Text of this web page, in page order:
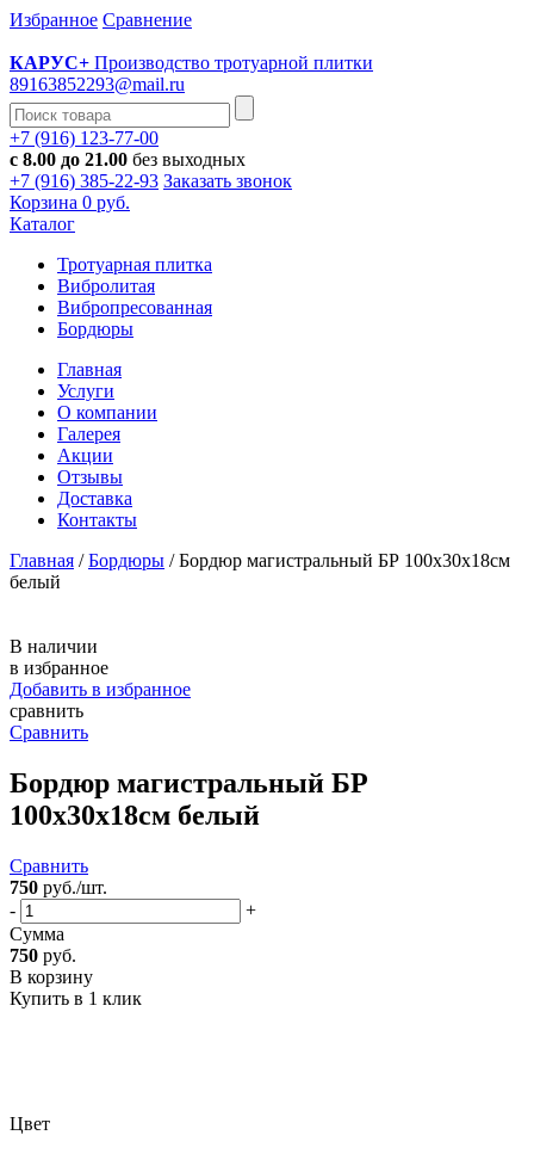
Избранное Cравнение
КАРУС+ Производство тротуарной плитки
89163852293@mail.ru
+7 (916) 123-77-00
с 8.00 до 21.00 без выходных
+7 (916) 385-22-93 Заказать звонок
Корзина 0 руб.
Каталог
Тротуарная плитка
Вибролитая
Вибропресованная
Бордюры
Главная
Услуги
О компании
Галерея
Акции
Отзывы
Доставка
Контакты
Главная /Бордюры / Бордюр магистральный БР 100х30х18см
белый
В наличии
в избранное
Добавить в избранное
сравнить
Сравнить
Бордюр магистральный БР
100х30х18см белый
Сравнить
750 руб./шт.
-
+
Сумма
750 руб.
В корзину
Купить в 1 клик
Цвет